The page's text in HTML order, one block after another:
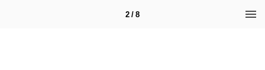
2 / 8